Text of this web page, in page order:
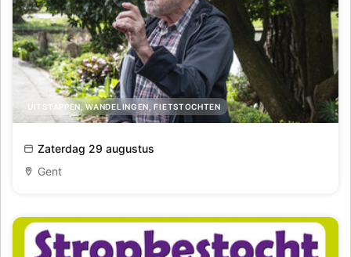
UITSTAPPEN, WANDELINGEN, FIETSTOCHTEN
Planten die de Wereld Veranderden
Zaterdag 29 augustus
Gent